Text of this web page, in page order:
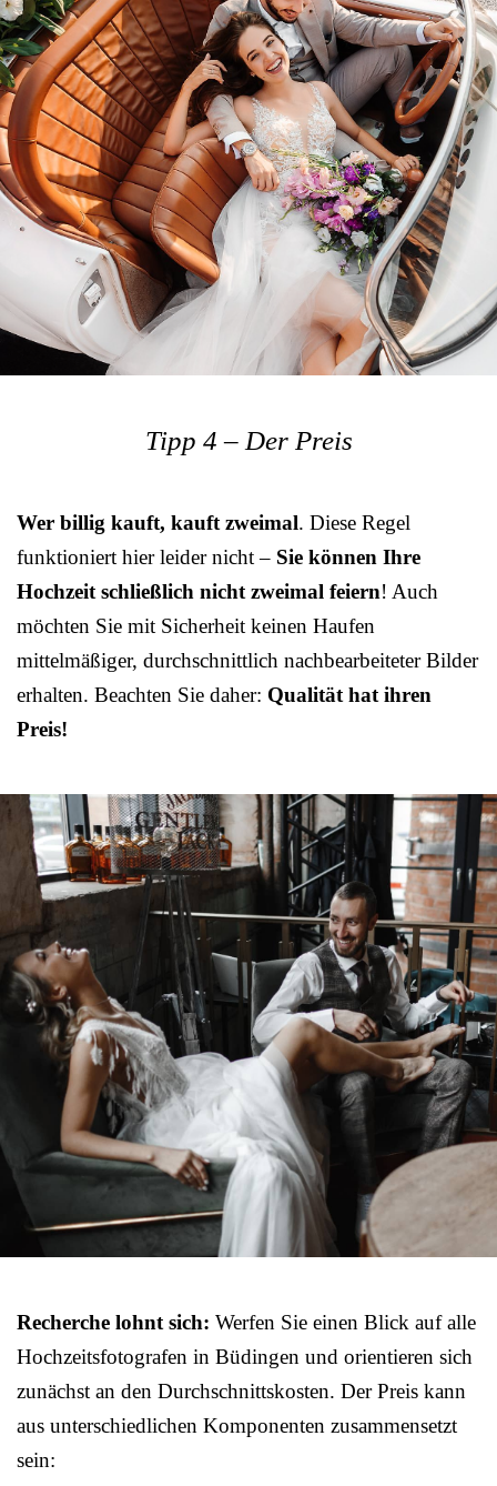
Tipp 4 – Der Preis
Wer billig kauft, kauft zweimal. Diese Regel
funktioniert hier leider nicht – Sie können Ihre
Hochzeit schließlich nicht zweimal feiern! Auch
möchten Sie mit Sicherheit keinen Haufen
mittelmäßiger, durchschnittlich nachbearbeiteter Bilder
erhalten. Beachten Sie daher: Qualität hat ihren
Preis!
Recherche lohnt sich: Werfen Sie einen Blick auf alle
Hochzeitsfotografen in Büdingen und orientieren sich
zunächst an den Durchschnittskosten. Der Preis kann
aus unterschiedlichen Komponenten zusammensetzt
sein: